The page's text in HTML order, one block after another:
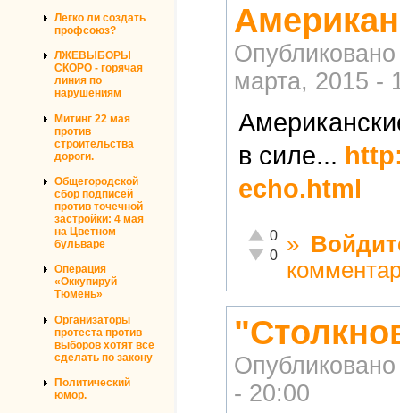
Легко ли создать
профсоюз?
ЛЖЕВЫБОРЫ
СКОРО - горячая
линия по
нарушениям
Митинг 22 мая
против
строительства
дороги.
Общегородской
сбор подписей
против точечной
застройки: 4 мая
на Цветном
бульваре
Операция
«Оккупируй
Тюмень»
Организаторы
протеста против
выборов хотят все
сделать по закону
Политический
юмор.
марта, 2015 -
в силе...
echo.html
Отлично!
0
Неадекватно!
0 »
- 20:00